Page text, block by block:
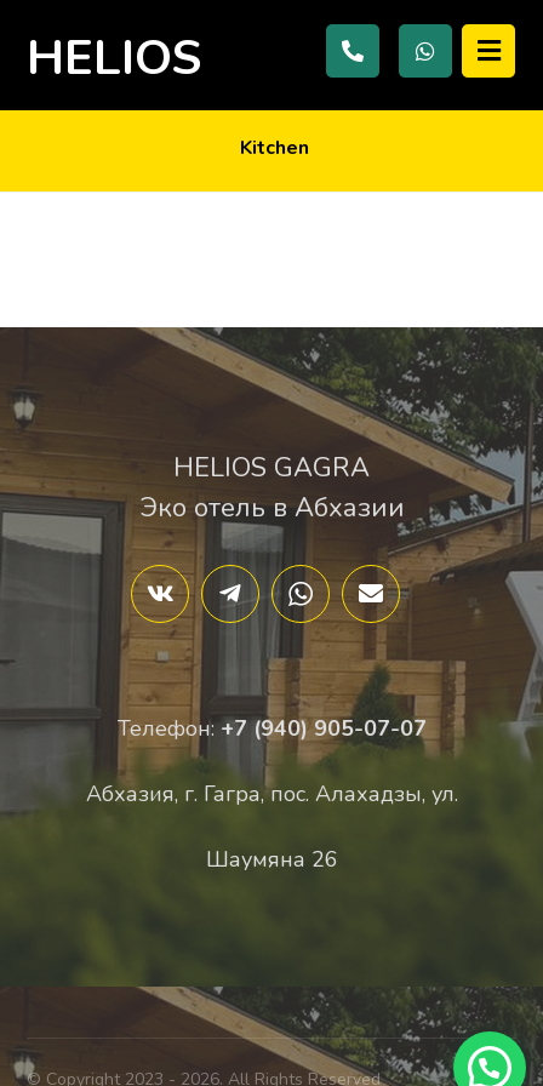
HELIOS
Kitchen
HELIOS GAGRA
Эко отель в Абхазии
Телефон:+7 (940) 905-07-07
Абхазия, г. Гагра, пос. Алахадзы, ул.
Шаумяна 26
© Copyright 2023 - 2026. All Rights Reserved